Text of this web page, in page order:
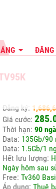
ĐĂNG
Đăng ký:
Giá cước:
Thời hạn: 90
Data: 135Gb/90
Data: 1.5Gb/1
Hết lưu lượng:
Ngày hôm sau
Free: Tv360
Áp dụng: Thuê